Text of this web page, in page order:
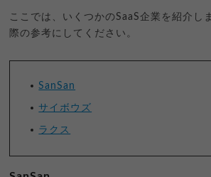
ここでは、いくつかのSaaS企業を紹介し
際の参考にしてください。
SanSan
サイボウズ
ラクス